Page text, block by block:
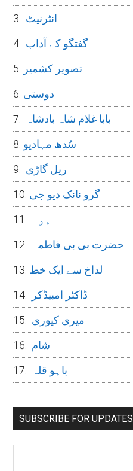
انٹرنیٹ
گفتگو کے آداب
تصویر کشمیر
دوستی
بابا غلام شاہ بادشاہ
سُدھ مہادیو
ریل گاڑی
گرو نانک دیو جی
ہوا
حضرت بی بی فاطمہ
لداخ سے ایک خط
ڈاکٹر امبیڈکر
میری کیوری
شام
باہو قلہ
SUBSCRIBE FOR UPDATES